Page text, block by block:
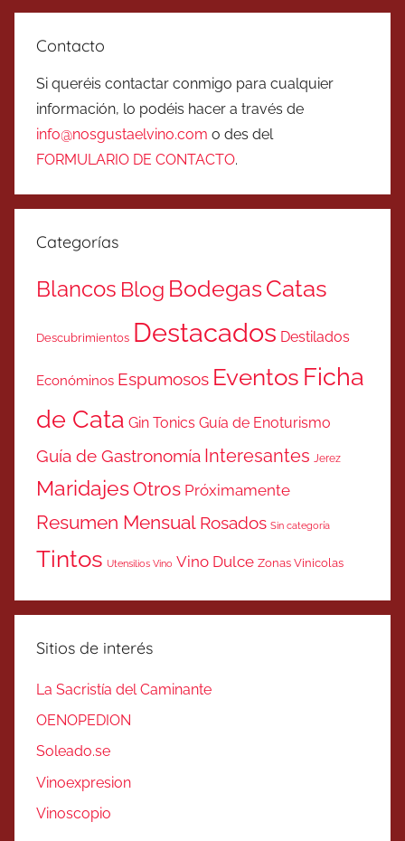
Contacto
Si queréis contactar conmigo para cualquier
información, lo podéis hacer a través de
info@nosgustaelvino.com o des del
FORMULARIO DE CONTACTO.
Categorías
Blancos Blog BodegasCatas
Descubrimientos Destacados Destilados
Económinos Espumosos Eventos Ficha
de Cata Gin Tonics Guía de Enoturismo
Guía de Gastronomía Interesantes Jerez
MaridajesOtros Próximamente
Resumen Mensual Rosados Sin categoría
Tintos Utensilios Vino Vino Dulce Zonas Vinicolas
Sitios de interés
La Sacristía del Caminante
OENOPEDION
Soleado.se
Vinoexpresion
Vinoscopio